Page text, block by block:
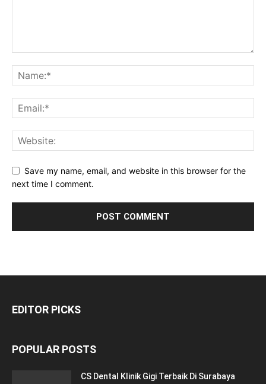
Save my name, email, and website in this browser for the
next time I comment.
EDITOR PICKS
POPULAR POSTS
CS Dental Klinik Gigi Terbaik Di Surabaya